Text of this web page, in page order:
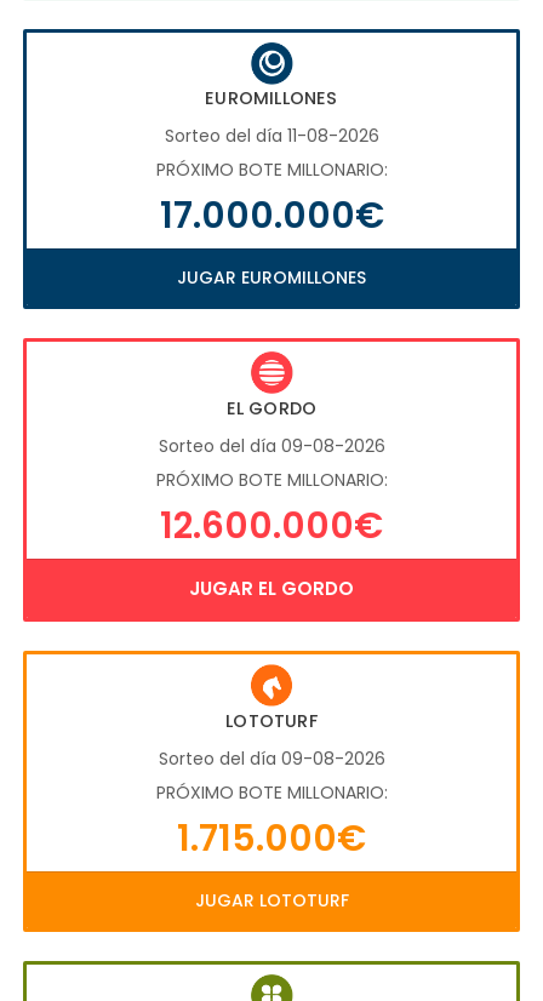
EUROMILLONES
Sorteo del día 11-08-2026
PRÓXIMO BOTE MILLONARIO:
17.000.000€
JUGAR EUROMILLONES
EL GORDO
Sorteo del día 09-08-2026
PRÓXIMO BOTE MILLONARIO:
12.600.000€
JUGAR EL GORDO
LOTOTURF
Sorteo del día 09-08-2026
PRÓXIMO BOTE MILLONARIO:
1.715.000€
JUGAR LOTOTURF